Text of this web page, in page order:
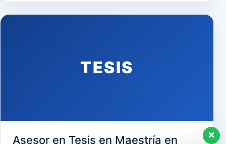
TESIS
Asesor en Tesis en Maestría en